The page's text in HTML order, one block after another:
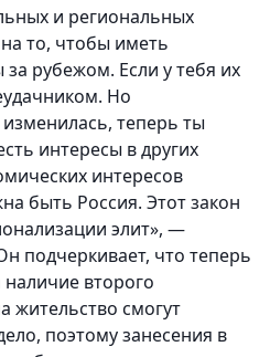
и региональных
то, чтобы иметь
рубежом. Если у тебя их
Но
теперь ты
интересы в других
интересов
быть Россия. Этот закон
элит», —
подчеркивает, что теперь
второго
жительство смогут
поэтому занесения в